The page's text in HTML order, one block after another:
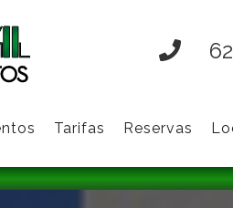
Tarifas Reservas